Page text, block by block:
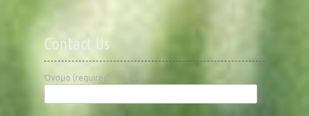
Contact Us
Όνομα (required)